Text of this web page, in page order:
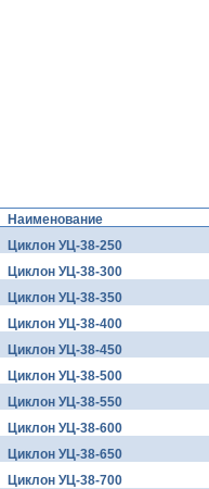
Наименование
Циклон УЦ-38-250
Циклон УЦ-38-300
Циклон УЦ-38-350
Циклон УЦ-38-400
Циклон УЦ-38-450
Циклон УЦ-38-500
Циклон УЦ-38-550
Циклон УЦ-38-600
Циклон УЦ-38-650
Циклон УЦ-38-700